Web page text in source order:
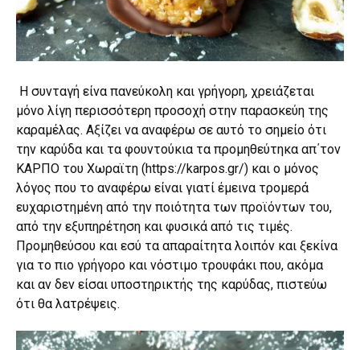
Η συνταγή είνα πανεύκολη και γρήγορη, χρειάζεται
μόνο λίγη περισσότερη προσοχή στην παρασκεύη της
καραμέλας. Αξίζει να αναφέρω σε αυτό το σημείο ότι
την καρύδα και τα φουντούκια τα προμηθεύτηκα απ΄τον
ΚΑΡΠΟ του Χωραϊτη (https://karpos.gr/) και ο μόνος
λόγος που το αναφέρω είναι γιατί έμεινα τρομερά
ευχαριστημένη από την ποιότητα των προϊόντων του,
από την εξυπηρέτηση και φυσικά από τις τιμές.
Προμηθεύσου και εσύ τα απαραίτητα λοιπόν και ξεκίνα
για το πιο γρήγορο και νόστιμο τρουφάκι που, ακόμα
και αν δεν είσαι υποστηρικτής της καρύδας, πιστεύω
ότι θα λατρέψεις.